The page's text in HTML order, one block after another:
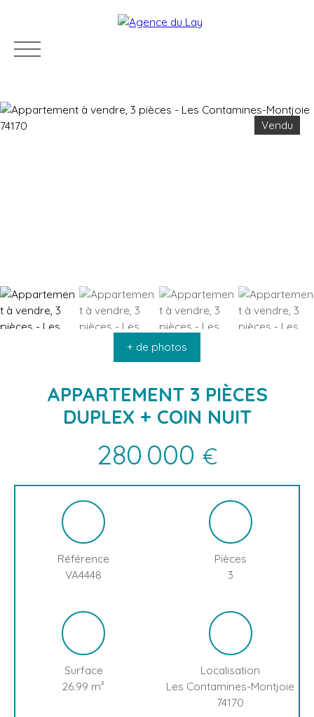
ACCUEIL ACHETER VENDRE INFOS & ACTUALITÉS
Vendu
+ de photos
APPARTEMENT 3 PIÈCES
DUPLEX + COIN NUIT
280 000 €
Référence
VA4448
Pièces
3
Surface
26.99 m²
Localisation
Les Contamines-Montjoie
74170